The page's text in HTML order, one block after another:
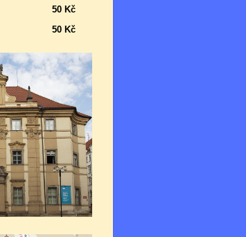
50 Kč
50 Kč